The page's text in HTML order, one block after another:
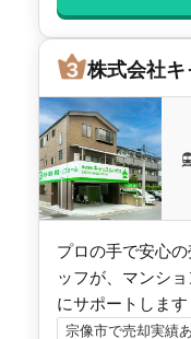
階数:7階
株式会社キャッスルハ
株式会社キ
プロの手で安心
ッフが、マンシ
にサポートします
宗像市で売却実績